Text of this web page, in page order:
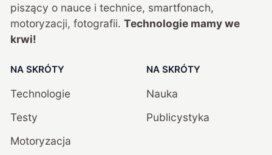
piszący o nauce i technice, smartfonach,
motoryzacji, fotografii. Technologie mamy we
krwi!
NA SKRÓTY
Technologie
Testy
Motoryzacja
NA SKRÓTY
Nauka
Publicystyka